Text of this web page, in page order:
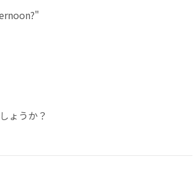
ょうか？